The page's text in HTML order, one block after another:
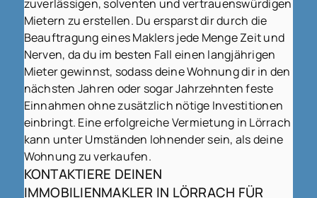
zuverlässigen, solventen und vertrauenswürdigen
Mietern zu erstellen. Du ersparst dir durch die
Beauftragung eines Maklers jede Menge Zeit und
Nerven, da du im besten Fall einen langjährigen
Mieter gewinnst, sodass deine Wohnung dir in den
nächsten Jahren oder sogar Jahrzehnten feste
Einnahmen ohne zusätzlich nötige Investitionen
einbringt. Eine erfolgreiche Vermietung in Lörrach
kann unter Umständen lohnender sein, als deine
Wohnung zu verkaufen.
KONTAKTIERE DEINEN
IMMOBILIENMAKLER IN LÖRRACH FÜR